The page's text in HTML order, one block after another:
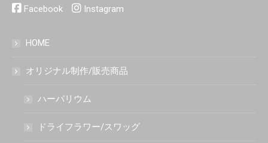
Facebook Instagram
HOME
オリジナル制作/販売商品
ハーバリウム
ドライフラワー/スワッグ